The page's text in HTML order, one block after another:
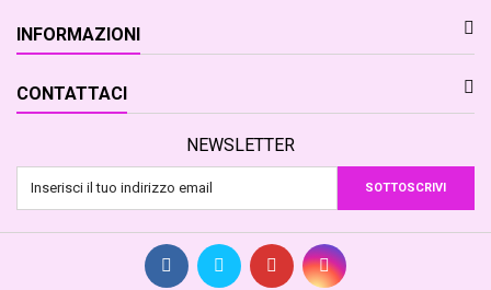
INFORMAZIONI
CONTATTACI
NEWSLETTER
SOTTOSCRIVI